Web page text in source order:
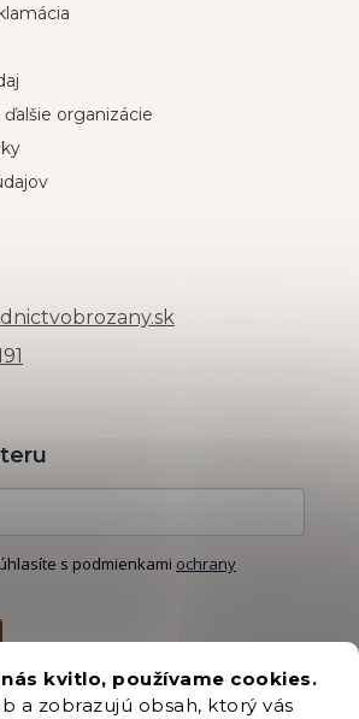
kvitlo, používame cookies.
a zobrazujú obsah, ktorý vás
organizácie
s podmienkami ochrany